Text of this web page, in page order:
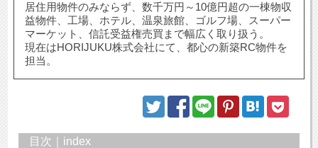
居住用物件のみならず、数千万円～10億円超の一棟物収
益物件、工場、ホテル、温泉旅館、ゴルフ場、スーパー
マーケット、信託受益権売買まで幅広く取り扱う。
現在はHORIJUKU株式会社にて、都心の新築RC物件を
担当。
目次｜index